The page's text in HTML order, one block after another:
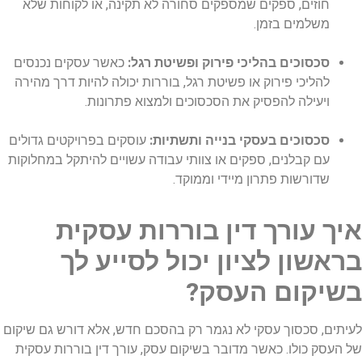
חוזים, ספקים שמספקים סחורה לא תקינה, או לקוחות שלא
משלמים בזמן.
סכסוכים בהליכי פירוק ופשיטת רגל: כאשר עסקים נכנסים
להליכי פירוק או פשיטת רגל, בוררות יכולה להיות דרך מהירה
ויעילה להפסיק את הסכסוכים ולמצוא פתרונות.
סכסוכים בעסקי בנייה ותשתיות: עוסקים בפרויקטים גדולים
עם קבלנים, ספקים או צוותי עבודה עשויים להיתקל במחלוקות
שדורשות פתרון מיידי וממוקד.
איך עורך דין בוררות עסקית
בראשון לציון יכול לסייע לך
בשיקום העסק?
לעיתים, סכסוך עסקי לא נגמר רק בהסכם חדש, אלא דורש גם שיקום
של העסק כולו. כאשר מדובר בשיקום עסק, עורך דין בוררות עסקית